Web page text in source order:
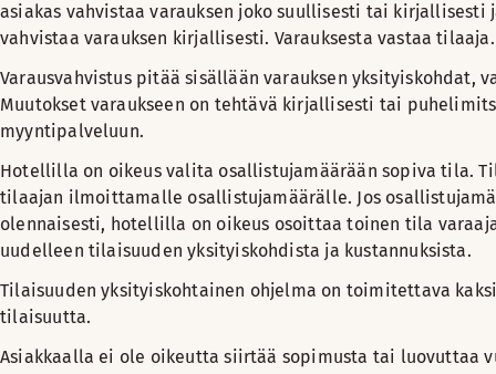
asiakas vahvistaa varauksen joko suullisesti tai kirjallisesti
vahvistaa varauksen kirjallisesti. Varauksesta vastaa tilaaja.
Varausvahvistus pitää sisällään varauksen yksityiskohdat,
Muutokset varaukseen on tehtävä kirjallisesti tai
myyntipalveluun.
Hotellilla on oikeus valita osallistujamäärään sopiva tila.
tilaajan ilmoittamalle osallistujamäärälle. Jos
olennaisesti, hotellilla on oikeus osoittaa toinen tila
uudelleen tilaisuuden yksityiskohdista ja kustannuksista.
Tilaisuuden yksityiskohtainen ohjelma on toimitettava
tilaisuutta.
Asiakkaalla ei ole oikeutta siirtää sopimusta tai luovuttaa